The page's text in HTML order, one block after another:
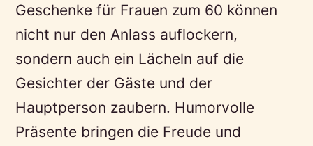
Geschenke für Frauen zum 60 können
nicht nur den Anlass auflockern,
sondern auch ein Lächeln auf die
Gesichter der Gäste und der
Hauptperson zaubern. Humorvolle
Präsente bringen die Freude und